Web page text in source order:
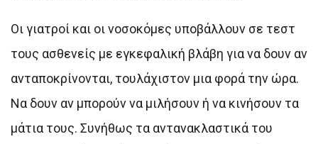
Οι γιατροί και οι νοσοκόμες υποβάλλουν σε τεστ
τους ασθενείς με εγκεφαλική βλάβη για να δουν αν
ανταποκρίνονται, τουλάχιστον μια φορά την ώρα.
Να δουν αν μπορούν να μιλήσουν ή να κινήσουν τα
μάτια τους. Συνήθως τα αντανακλαστικά του